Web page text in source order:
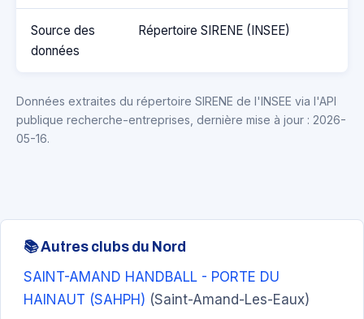
Source des
données
Répertoire SIRENE (INSEE)
Données extraites du répertoire SIRENE de l'INSEE via l'API
publique recherche-entreprises, dernière mise à jour : 2026-
05-16.
📚 Autres clubs du Nord
SAINT-AMAND HANDBALL - PORTE DU
HAINAUT (SAHPH) (Saint-Amand-Les-Eaux)